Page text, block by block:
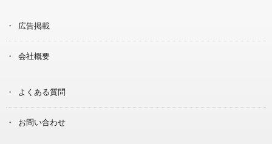
広告掲載
会社概要
よくある質問
お問い合わせ